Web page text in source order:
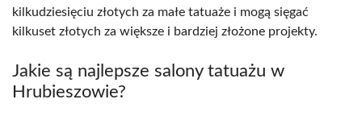
kilkudziesięciu złotych za małe tatuaże i mogą sięgać
kilkuset złotych za większe i bardziej złożone projekty.
Jakie są najlepsze salony tatuażu w
Hrubieszowie?